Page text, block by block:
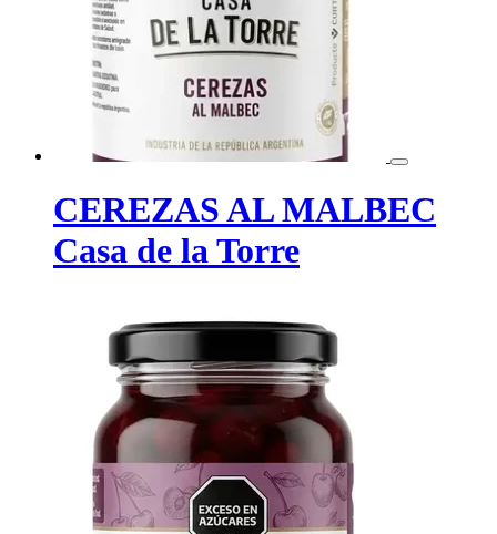
CEREZAS AL MALBEC
Casa de la Torre